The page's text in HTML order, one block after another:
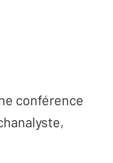
conférence